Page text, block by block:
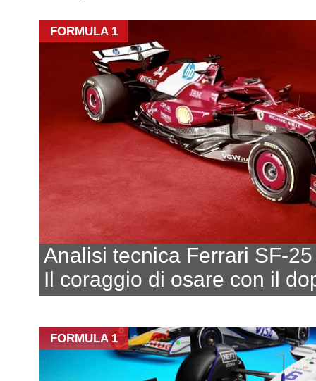
FORMULA 1
Analisi tecnica Ferrari SF-25
Il coraggio di osare con il
FORMULA 1